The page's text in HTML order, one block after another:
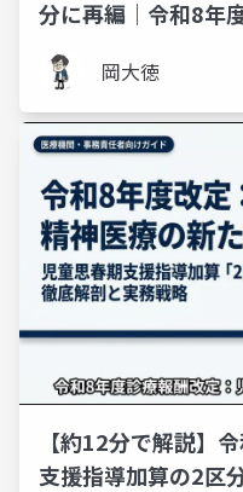
分に再編｜令和8年
岡大徳
【約12分で解説】
支援指導加算の2区